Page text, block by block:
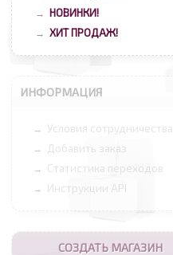
→ НОВИНКИ!
→ ХИТ ПРОДАЖ!
ИНФОРМАЦИЯ
→ Условия сотрудничества
→ Добавить заказ
→ Статистика переходов
→ Инструкции API
СОЗДАТЬ МАГАЗИН